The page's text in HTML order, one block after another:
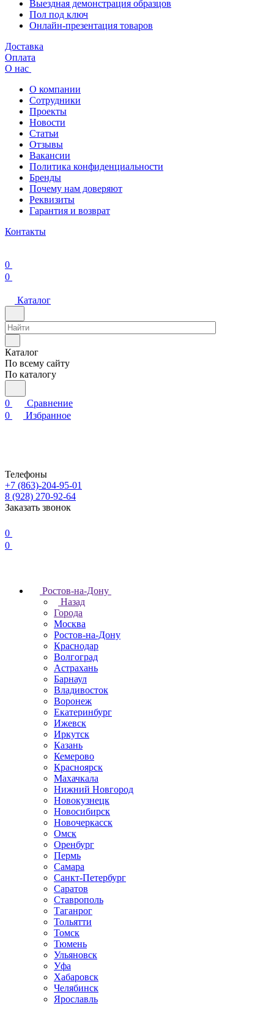
Выездная демонстрация образцов
Пол под ключ
Онлайн-презентация товаров
Доставка
Оплата
О нас
О компании
Сотрудники
Проекты
Новости
Статьи
Отзывы
Вакансии
Политика конфиденциальности
Бренды
Почему нам доверяют
Реквизиты
Гарантия и возврат
Контакты
0
0
Каталог
Каталог
По всему сайту
По каталогу
0
Сравнение
0
Избранное
Телефоны
+7 (863)-204-95-01
8 (928) 270-92-64
Заказать звонок
0
0
Ростов-на-Дону
Назад
Города
Москва
Ростов-на-Дону
Краснодар
Волгоград
Астрахань
Барнаул
Владивосток
Воронеж
Екатеринбург
Ижевск
Иркутск
Казань
Кемерово
Красноярск
Махачкала
Нижний Новгород
Новокузнецк
Новосибирск
Новочеркаcск
Омск
Оренбург
Пермь
Самара
Санкт-Петербург
Саратов
Ставрополь
Таганрог
Тольятти
Томск
Тюмень
Ульяновск
Уфа
Хабаровск
Челябинск
Ярославль